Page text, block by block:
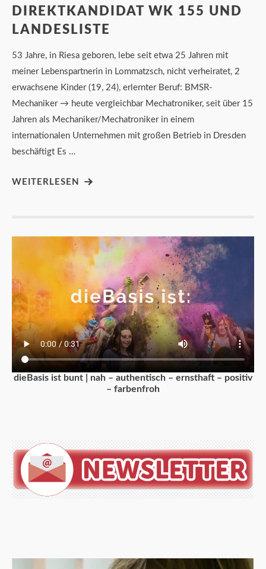
DIREKTKANDIDAT WK 155 UND
LANDESLISTE
53 Jahre, in Riesa geboren, lebe seit etwa 25 Jahren mit
meiner Lebenspartnerin in Lommatzsch, nicht verheiratet, 2
erwachsene Kinder (19, 24), erlernter Beruf: BMSR-
Mechaniker → heute vergleichbar Mechatroniker, seit über 15
Jahren als Mechaniker/Mechatroniker in einem
internationalen Unternehmen mit großen Betrieb in Dresden
beschäftigt Es …
WEITERLESEN
dieBasis ist bunt | nah – authentisch – ernsthaft – positiv
– farbenfroh